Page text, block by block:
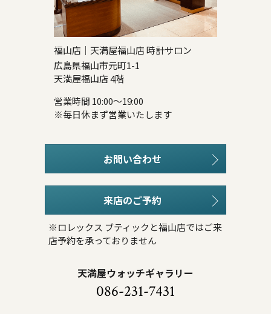
福山店｜天満屋福山店 時計サロン
広島県福山市元町1-1
天満屋福山店 4階
営業時間 10:00～19:00
※毎日休まず営業いたします
お問い合わせ
来店のご予約
※ロレックス ブティックと福山店ではご来
店予約を承っておりません
天満屋ウォッチギャラリー
086-231-7431